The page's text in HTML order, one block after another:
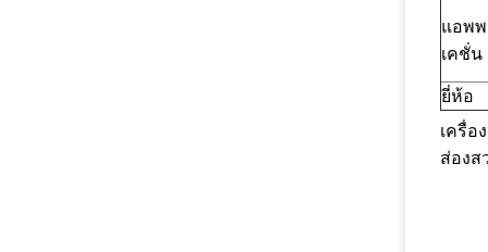
แอพ
เคชั่น
ยี่ห้อ
เครื่อ
ส่องส